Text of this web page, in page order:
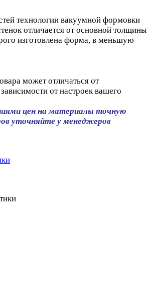
технологии вакуумной формовки
отличается от основной толщины
изготовлена форма, в меньшую
может отличаться от
от настроек вашего
цен на материалы точную
уточняйте у менеджеров